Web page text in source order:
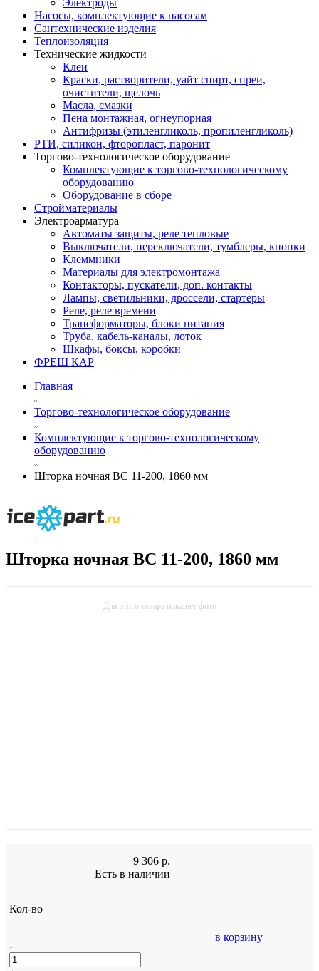
Электроды
Насосы, комплектующие к насосам
Сантехнические изделия
Теплоизоляция
Технические жидкости
Клеи
Краски, растворители, уайт спирт, спреи,
очистители, щелочь
Масла, смазки
Пена монтажная, огнеупорная
Антифризы (этиленгликоль, пропиленгликоль)
РТИ, силикон, фторопласт, паронит
Торгово-технологическое оборудование
Комплектующие к торгово-технологическому
оборудованию
Оборудование в сборе
Стройматериалы
Электроарматура
Автоматы защиты, реле тепловые
Выключатели, переключатели, тумблеры, кнопки
Клеммники
Материалы для электромонтажа
Контакторы, пускатели, доп. контакты
Лампы, светильники, дроссели, стартеры
Реле, реле времени
Трансформаторы, блоки питания
Труба, кабель-каналы, лоток
Шкафы, боксы, коробки
ФРЕШ КАР
Главная
Торгово-технологическое оборудование
Комплектующие к торгово-технологическому
оборудованию
Шторка ночная ВС 11-200, 1860 мм
Шторка ночная ВС 11-200, 1860 мм
Для этого товара пока нет фото
9 306 р.
Есть в наличии
Кол-во
-
в корзину